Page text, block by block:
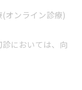
オンライン診療)
においては、向